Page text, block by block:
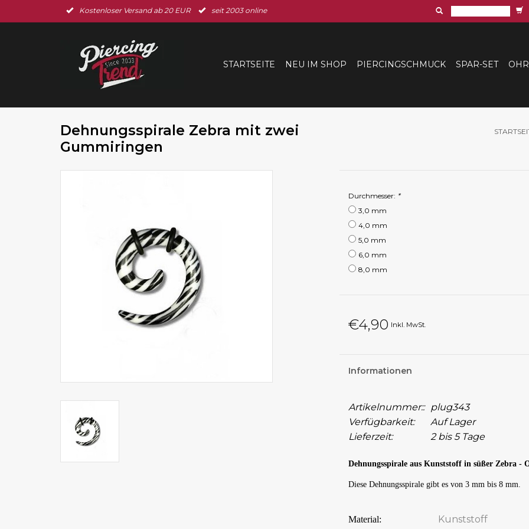
Kostenloser Versand ab 20 EUR seit 2003 online
STARTSEITE NEU IM SHOP PIERCINGSCHMUCK SPAR-SET
Dehnungsspirale Zebra mit zwei
Gummiringen
Durchmesser: *
3,0 mm
4,0 mm
5,0 mm
6,0 mm
8,0 mm
€4,90 Inkl. MwSt.
Informationen
Artikelnummer::
plug343
Verfügbarkeit:
Auf Lager
Lieferzeit:
2 bis 5 Tage
Dehnungsspirale aus Kunststoff in süßer Zebra -
Diese Dehnungsspirale gibt es von 3 mm bis 8 mm.
Material: Kunststoff